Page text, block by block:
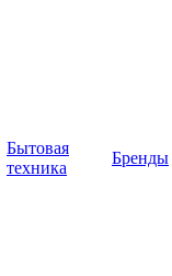
Бытовая
техника
Бренды